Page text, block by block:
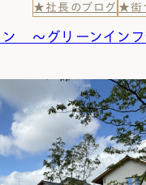
★社長のブログ ★街
～グリーンインフ